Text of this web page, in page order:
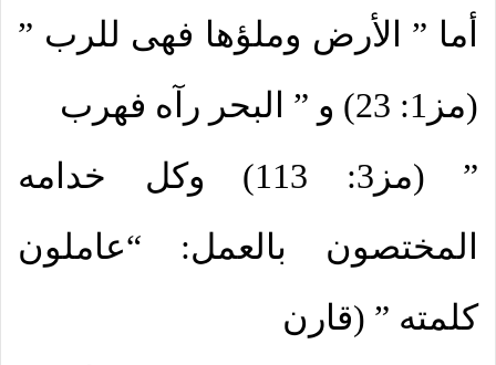
أما ” الأرض وملؤها فهى للرب ”
(مز1: 23) و ” البحر رآه فهرب
” (مز3: 113) وكل خدامه
المختصون بالعمل: “عاملون
كلمته ” (قارن